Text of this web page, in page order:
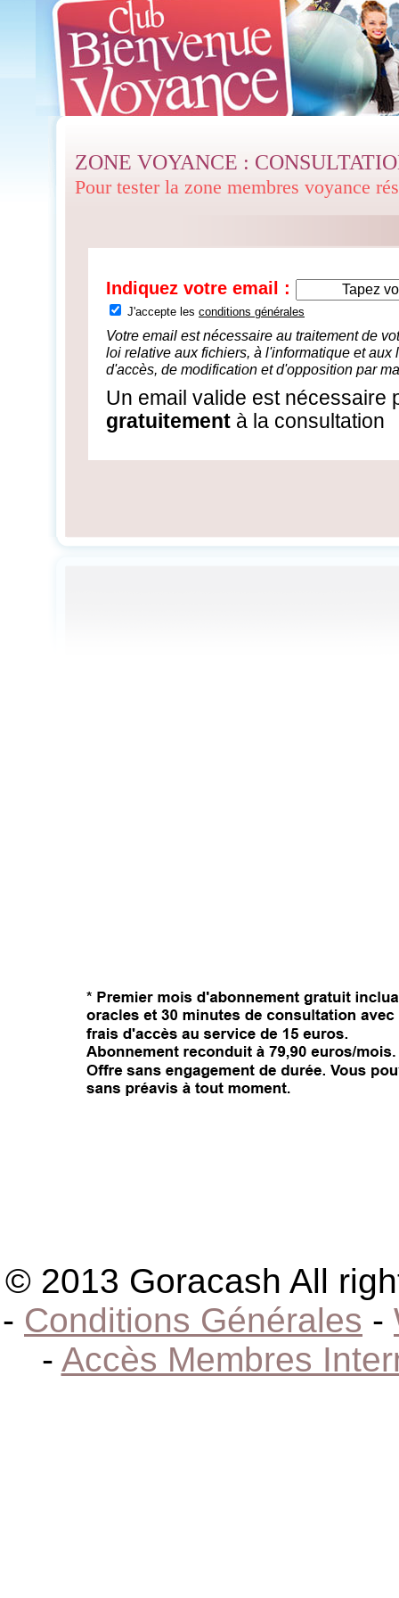
ZONE VOYANCE :
Pour tester la zone membres voyance
Indiquez votre email :
J'accepte les conditions générales
Votre email est nécessaire au traitement de
loi relative aux fichiers, à l'informatique et
d'accès, de modification et d'opposition par
Un email valide est nécessaire
gratuitement à la consultation
© 2013 Goracash All
- Conditions Générales -
- Accès Membres